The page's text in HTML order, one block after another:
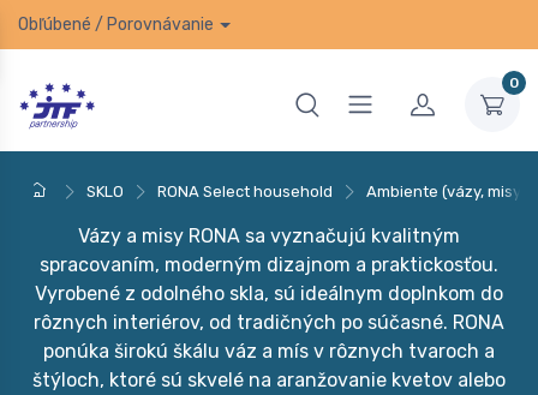
Obľúbené / Porovnávanie
0
SKLO RONA Select household Ambiente (vázy, misy)
Vázy a misy RONA sa vyznačujú kvalitným
spracovaním, moderným dizajnom a praktickosťou.
Vyrobené z odolného skla, sú ideálnym doplnkom do
rôznych interiérov, od tradičných po súčasné. RONA
ponúka širokú škálu váz a mís v rôznych tvaroch a
štýloch, ktoré sú skvelé na aranžovanie kvetov alebo